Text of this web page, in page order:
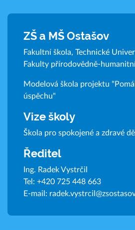
ZŠ a MŠ Ostašov
Fakultní škola, Technické
Fakulty přírodovědně-
Modelová škola projektu
úspěchu"
Vize školy
Škola pro spokojené a zdravé
Ředitel
Ing. Radek Vystrčil
Tel: +420 725 448 663
E-mail: